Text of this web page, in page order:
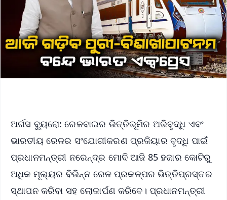
ଅର୍ଗସ ବ୍ୟୁରୋ: ରେଳବାଇର ଭିତ୍ତିଭୂମିର ଅଭିବୃଦ୍ଧି ଏବଂ
ଭାରତୀୟ ରେଳର ସଂଯୋଗୀକରଣ ପ୍ରକିୟାର ବୃଦ୍ଧି ପାଇଁ
ପ୍ରଧାନମନ୍ତ୍ରୀ ନରେନ୍ଦ୍ର ମୋଦି ଆଜି 85 ହଜାର କୋଟିରୁ
ଅଧିକ ମୂଲ୍ୟର ବିଭିନ୍ନ ରେଳ ପ୍ରକଳ୍ପର ଭିତ୍ତିପ୍ରସ୍ତର
ସ୍ଥାପନ କରିବା ସହ ଲୋକାର୍ପଣ କରିବେ। ପ୍ରଧାନମନ୍ତ୍ରୀ